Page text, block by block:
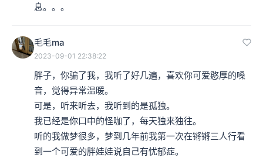
息。。。
毛毛ma
2023-09-01 22:38:22
胖子，你骗了我，我听了好几遍，喜欢你可爱憨厚的嗓
音，觉得异常温暖。
可是，听来听去，我听到的是孤独。
我已经是你口中的怪咖了，每天独来独往。
听的我做梦很多，梦到几年前我第一次在锵锵三人行看
到一个可爱的胖娃娃说自己有忧郁症。